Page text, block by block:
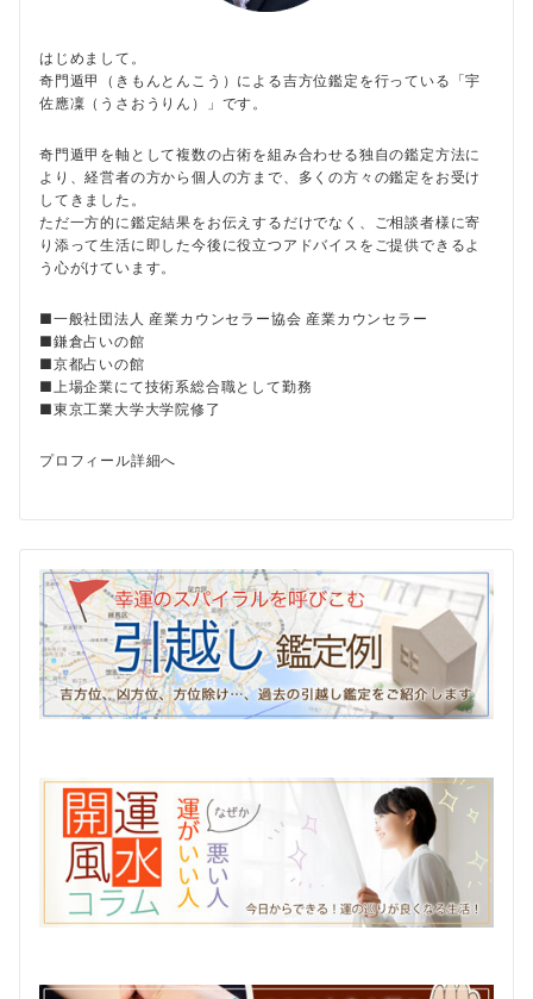
はじめまして。
奇門遁甲（きもんとんこう）による吉方位鑑定を行っている「宇
佐應凜（うさおうりん）」です。
奇門遁甲を軸として複数の占術を組み合わせる独自の鑑定方法に
より、経営者の方から個人の方まで、多くの方々の鑑定をお受け
してきました。
ただ一方的に鑑定結果をお伝えするだけでなく、ご相談者様に寄
り添って生活に即した今後に役立つアドバイスをご提供できるよ
う心がけています。
■一般社団法人 産業カウンセラー協会 産業カウンセラー
■鎌倉占いの館
■京都占いの館
■上場企業にて技術系総合職として勤務
■東京工業大学大学院修了
プロフィール詳細へ